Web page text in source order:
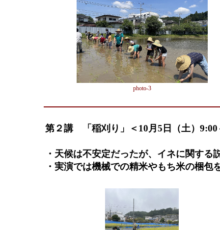
photo-3
第２講 「稲刈り」＜10月5日（土）
・天候は不安定だったが、イネに関す
・実演では機械での精米やもち米の梱包